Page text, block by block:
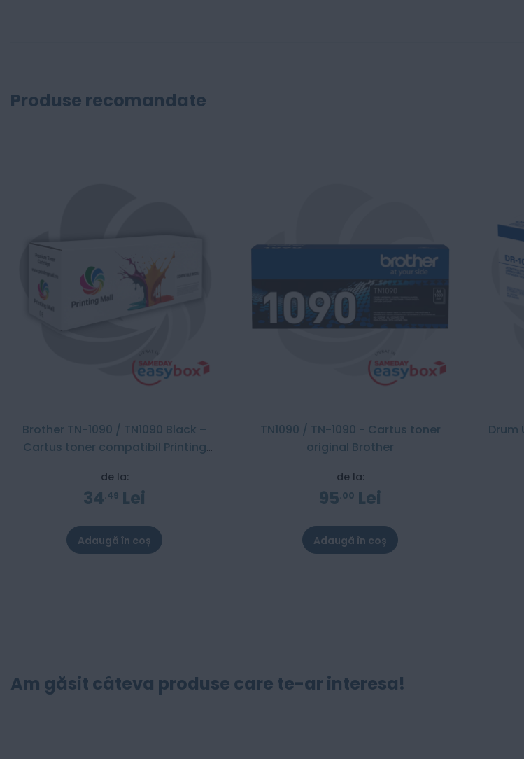
Produse recomandate
Brother TN-1090 / TN1090 Black –
Cartus toner compatibil Printing
de la:
34 49 Lei
Adaugă în coș
TN1090 / TN-1090 - Cartus toner
original Brother
de la:
95 00 Lei
Adaugă în coș
Drum
Am găsit câteva produse care te-ar interesa!